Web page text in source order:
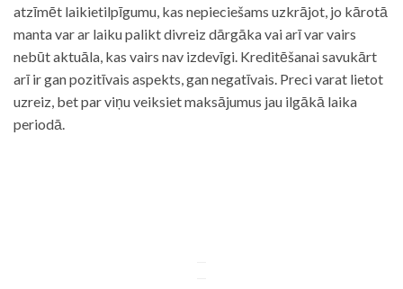
atzīmēt laikietilpīgumu, kas nepieciešams uzkrājot, jo kārotā
manta var ar laiku palikt divreiz dārgāka vai arī var vairs
nebūt aktuāla, kas vairs nav izdevīgi. Kreditēšanai savukārt
arī ir gan pozitīvais aspekts, gan negatīvais. Preci varat lietot
uzreiz, bet par viņu veiksiet maksājumus jau ilgākā laika
periodā.